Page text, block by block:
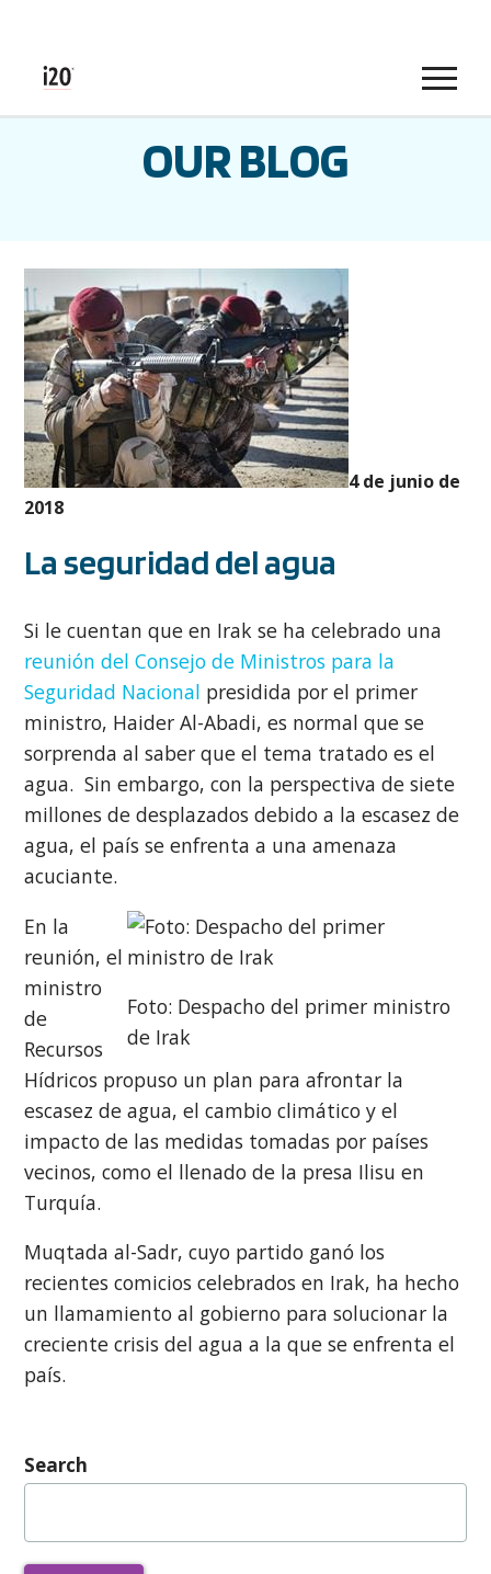
Menu
OUR BLOG
4 de junio de
2018
La seguridad del agua
Si le cuentan que en Irak se ha celebrado una
reunión del Consejo de Ministros para la
Seguridad Nacional presidida por el primer
ministro, Haider Al-Abadi, es normal que se
sorprenda al saber que el tema tratado es el
agua. Sin embargo, con la perspectiva de siete
millones de desplazados debido a la escasez de
agua, el país se enfrenta a una amenaza
acuciante.
Foto: Despacho del primer ministro
de Irak
En la
reunión, el
ministro
de
Recursos
Hídricos propuso un plan para afrontar la
escasez de agua, el cambio climático y el
impacto de las medidas tomadas por países
vecinos, como el llenado de la presa Ilisu en
Turquía.
Muqtada al-Sadr, cuyo partido ganó los
recientes comicios celebrados en Irak, ha hecho
un llamamiento al gobierno para solucionar la
creciente crisis del agua a la que se enfrenta el
país.
Search
Buscar: